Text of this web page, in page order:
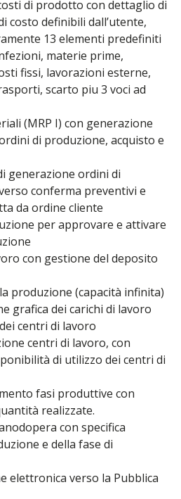
di prodotto con dettaglio di
costo definibili dall’utente,
13 elementi predefiniti
materie prime,
fissi, lavorazioni esterne,
scarto piu 3 voci ad
(MRP I) con generazione
di produzione, acquisto e
generazione ordini di
conferma preventivi e
da ordine cliente
per approvare e attivare
con gestione del deposito
produzione (capacità infinita)
grafica dei carichi di lavoro
centri di lavoro
centri di lavoro, con
di utilizzo dei centri di
fasi produttive con
realizzate.
con specifica
e della fase di
elettronica verso la Pubblica